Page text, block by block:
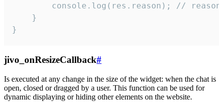
console.log(res.reason); //
    }
}
jivo_onResizeCallback#
Is executed at any change in the size of the widget: when the chat is
open, closed or dragged by a user. This function can be used for
dynamic displaying or hiding other elements on the website.